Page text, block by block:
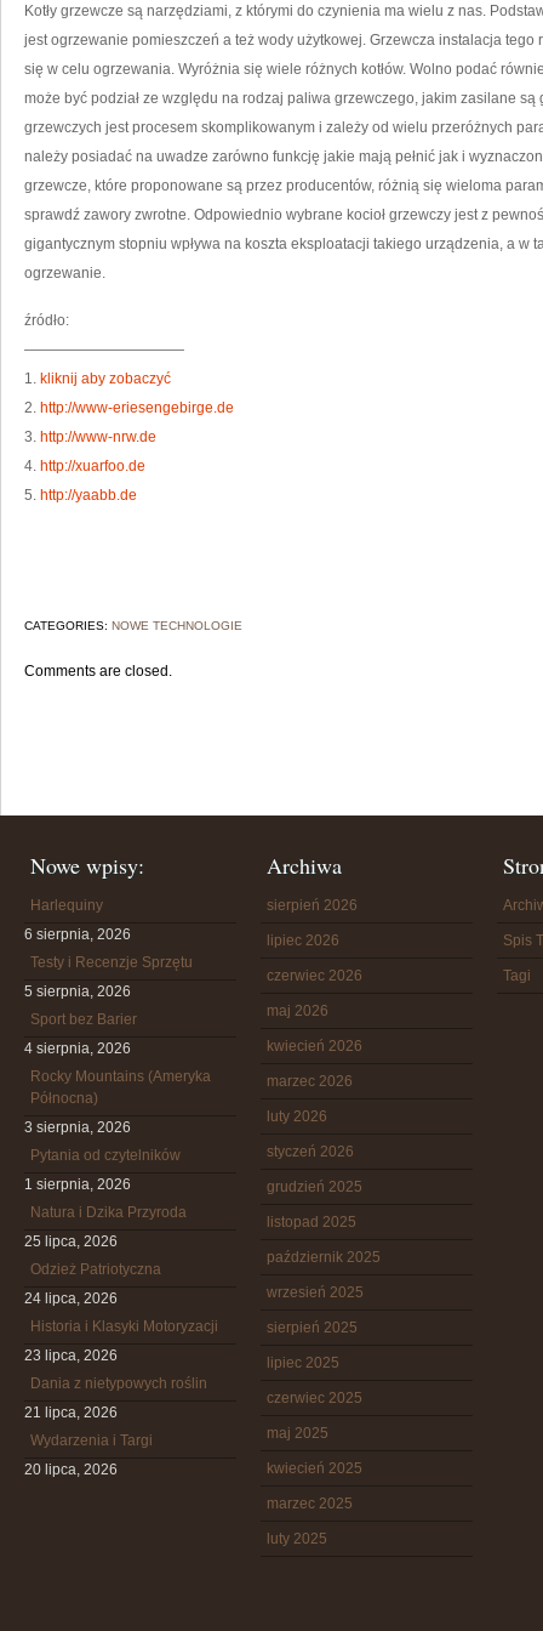
SĄ
W
Kotły grzewcze są narzędziami, z którymi do czynienia ma wielu z nas.
jest ogrzewanie pomieszczeń a też wody użytkowej. Grzewcza instalacja
się w celu ogrzewania. Wyróżnia się wiele różnych kotłów. Wolno podać
może być podział ze względu na rodzaj paliwa grzewczego, jakim zasilane są
grzewczych jest procesem skomplikowanym i zależy od wielu przeróżnych
należy posiadać na uwadze zarówno funkcję jakie mają pełnić jak i
grzewcze, które proponowane są przez producentów, różnią się wieloma
sprawdź zawory zwrotne. Odpowiednio wybrane kocioł grzewczy jest z
gigantycznym stopniu wpływa na koszta eksploatacji takiego urządzenia, a w
ogrzewanie.
źródło:
———————————
1. kliknij aby zobaczyć
2. http://www-eriesengebirge.de
3. http://www-nrw.de
4. http://xuarfoo.de
5. http://yaabb.de
CATEGORIES: NOWE TECHNOLOGIE
Comments are closed.
Nowe wpisy:
Harlequiny
6 sierpnia, 2026
Testy i Recenzje Sprzętu
5 sierpnia, 2026
Sport bez Barier
4 sierpnia, 2026
Rocky Mountains (Ameryka
Północna)
3 sierpnia, 2026
Pytania od czytelników
1 sierpnia, 2026
Natura i Dzika Przyroda
25 lipca, 2026
Odzież Patriotyczna
24 lipca, 2026
Historia i Klasyki Motoryzacji
23 lipca, 2026
Dania z nietypowych roślin
21 lipca, 2026
Wydarzenia i Targi
20 lipca, 2026
Archiwa
sierpień 2026
lipiec 2026
czerwiec 2026
maj 2026
kwiecień 2026
marzec 2026
luty 2026
styczeń 2026
grudzień 2025
listopad 2025
październik 2025
wrzesień 2025
sierpień 2025
lipiec 2025
czerwiec 2025
maj 2025
kwiecień 2025
marzec 2025
luty 2025
Spis
Tagi